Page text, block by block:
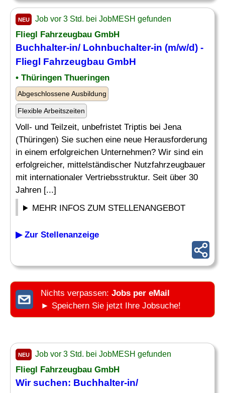
NEU Job vor 3 Std. bei JobMESH gefunden
Fliegl Fahrzeugbau GmbH
Buchhalter-in/ Lohnbuchalter-in (m/w/d) -
Fliegl Fahrzeugbau GmbH
• Thüringen Thueringen
Abgeschlossene Ausbildung
Flexible Arbeitszeiten
Voll- und Teilzeit, unbefristet Triptis bei Jena
(Thüringen) Sie suchen eine neue Herausforderung
in einem erfolgreichen Unternehmen? Wir sind ein
erfolgreicher, mittelständischer Nutzfahrzeugbauer
mit internationaler Vertriebsstruktur. Seit über 30
Jahren [...]
MEHR INFOS ZUM STELLENANGEBOT
▶ Zur Stellenanzeige
Nichts verpassen: Jobs per eMail
► Speichern Sie jetzt Ihre Jobsuche!
NEU Job vor 3 Std. bei JobMESH gefunden
Fliegl Fahrzeugbau GmbH
Wir suchen: Buchhalter-in/